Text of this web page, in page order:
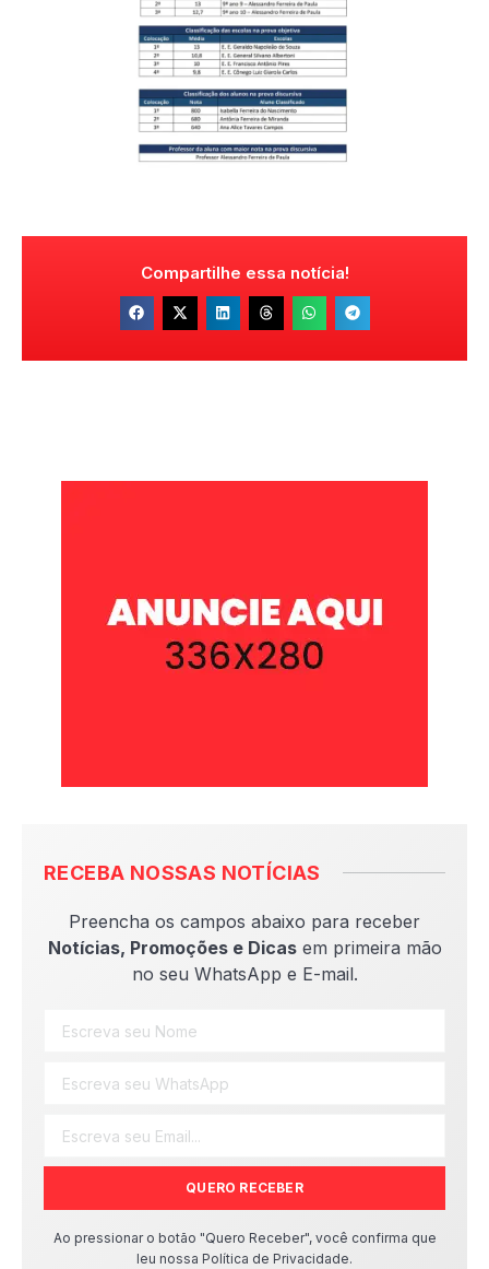
Compartilhe essa notícia!
RECEBA NOSSAS NOTÍCIAS
Preencha os campos abaixo para receber
Notícias, Promoções e Dicasem primeira mão
no seu WhatsApp e E-mail.
QUERO RECEBER
Ao pressionar o botão "Quero Receber", você confirma que
leu nossa Política de Privacidade.